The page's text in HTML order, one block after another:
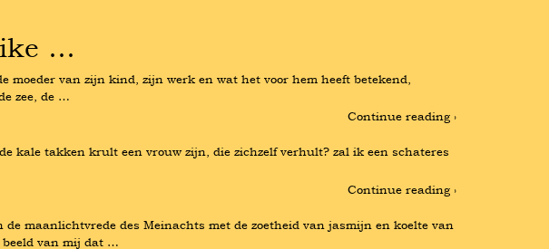
…
moeder van zijn kind, zijn werk en wat het voor hem heeft betekend,
zee, de …
Continue reading ›
kale takken krult een vrouw zijn, die zichzelf verhult? zal ik een schateres
Continue reading ›
maanlichtvrede des Meinachts met de zoetheid van jasmijn en koelte van
beeld van mij dat …